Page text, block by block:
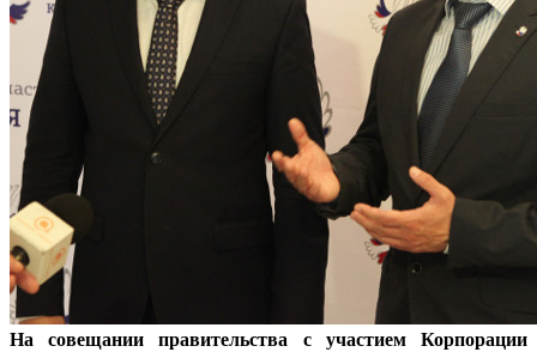
На совещании правительства с участием Корпорации